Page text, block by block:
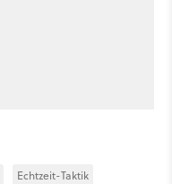
Echtzeit-Taktik